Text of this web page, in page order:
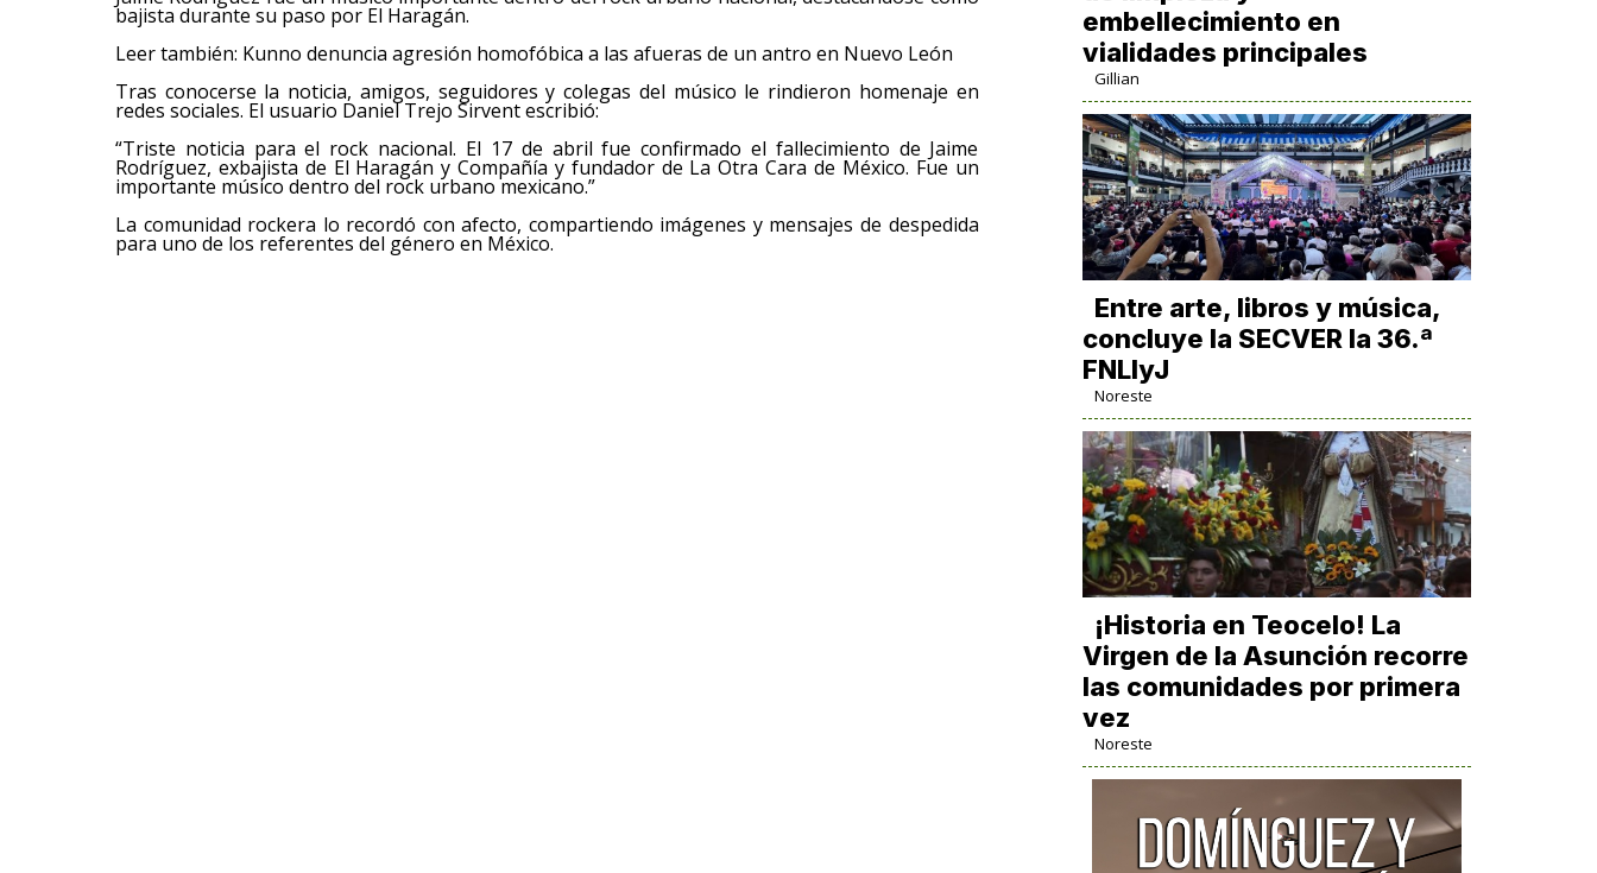
bajista durante su paso por El Haragán.
Leer también: Kunno denuncia agresión homofóbica a las afueras de un antro en Nuevo León
Tras conocerse la noticia, amigos, seguidores y colegas del músico le rindieron homenaje en
redes sociales. El usuario Daniel Trejo Sirvent escribió:
“Triste noticia para el rock nacional. El 17 de abril fue confirmado el fallecimiento de Jaime
Rodríguez, exbajista de El Haragán y Compañía y fundador de La Otra Cara de México. Fue un
importante músico dentro del rock urbano mexicano.”
La comunidad rockera lo recordó con afecto, compartiendo imágenes y mensajes de despedida
para uno de los referentes del género en México.
embellecimiento en
vialidades principales
Gillian
Entre arte, libros y música,
concluye la SECVER la 36.ª
FNLIyJ
Noreste
​¡Historia en Teocelo! La
Virgen de la Asunción recorre
las comunidades por primera
vez
Noreste